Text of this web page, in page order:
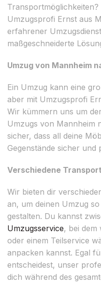
Umzugsprofi Ernst aus
erfahrener
maßgeschneiderte
Umzug von Mannheim
Ein Umzug kann eine
aber mit Umzugsprofi
Wir kümmern uns um
Umzugs von Mannheim
sicher, dass all deine
Gegenstände sicher und
Verschiedene
Wir bieten dir
an, um deinen Umzug
gestalten. Du kannst
Umzugsservice, bei dem
oder einem Teilservice
anpacken kannst. Egal
entscheidest, unser
dich während des